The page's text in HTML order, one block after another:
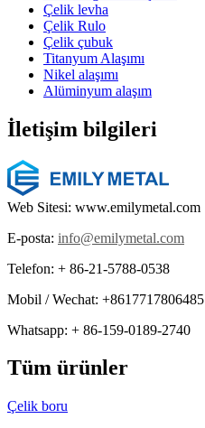
Çelik levha
Çelik Rulo
Çelik çubuk
Titanyum Alaşımı
Nikel alaşımı
Alüminyum alaşım
İletişim bilgileri
Web Sitesi: www.emilymetal.com
E-posta: info@emilymetal.com
Telefon: + 86-21-5788-0538
Mobil / Wechat: +8617717806485
Whatsapp: + 86-159-0189-2740
Tüm ürünler
Çelik boru